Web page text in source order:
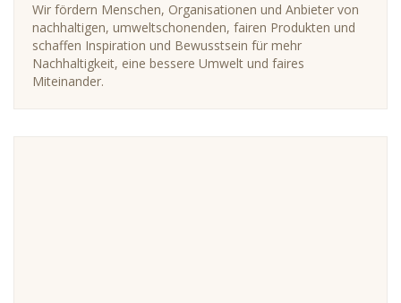
Wir fördern Menschen, Organisationen und Anbieter von
nachhaltigen, umweltschonenden, fairen Produkten und
schaffen Inspiration und Bewusstsein für mehr
Nachhaltigkeit, eine bessere Umwelt und faires
Miteinander.